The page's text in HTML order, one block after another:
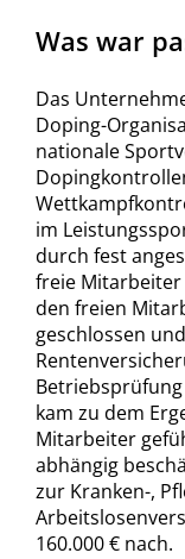
Was war
Das
Doping-
nationale
im
durch fest
freie
den freien
geschlossen
Betriebsprüfung
kam zu dem
Mitarbeiter
abhängig
zur Kranken-,
160.000 € nach.